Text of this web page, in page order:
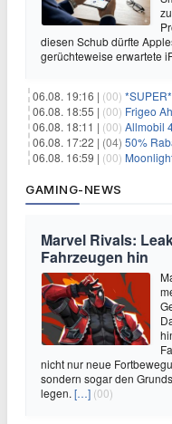
diesen Schub dürfte
gerüchteweise erwartete
06.08. 19:16 | (00) *SUPER* Frau
06.08. 18:55 | (00) Frigeo
06.08. 18:11 | (00) Allmobil 45GB 5G
06.08. 17:22 | (04) 50% Rabatt
06.08. 16:59 | (00) Moonlighter
GAMING-NEWS
Marvel Rivals:
Fahrzeugen hin
nicht nur neue
sondern sogar den
legen. […] (00)